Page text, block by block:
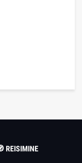
REISIMINE